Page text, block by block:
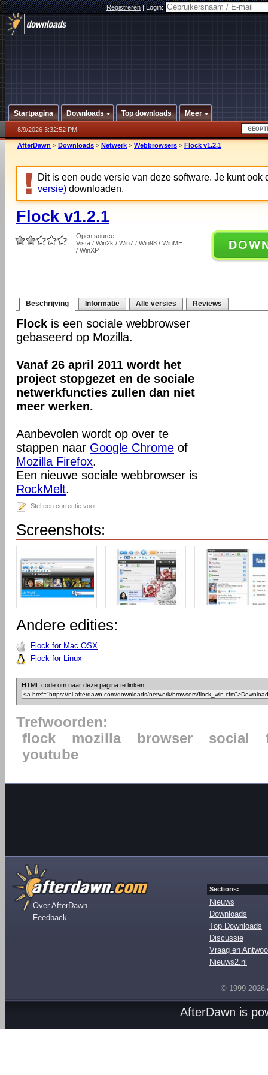
Registreren|Login:
Startpagina Downloads Top downloads Meer
8/9/2026 3:32:52 PM
AfterDawn > Downloads > Netwerk > Webbrowsers > Flock v1.2.1
Dit is een oude versie van deze software. Je kunt ook
versie) downloaden.
Flock v1.2.1
Open source
Vista / Win2k / Win7 / Win98 / WinME
/ WinXP
Beschrijving Informatie Alle versies Reviews
Flock is een sociale webbrowser
gebaseerd op Mozilla.
Vanaf 26 april 2011 wordt het
project stopgezet en de sociale
netwerkfuncties zullen dan niet
meer werken.
Aanbevolen wordt op over te
stappen naar Google Chrome of
Mozilla Firefox.
Een nieuwe sociale webbrowser is
RockMelt.
Stel een correctie voor
Screenshots:
Andere edities:
Flock for Mac OSX
Flock for Linux
HTML code om naar deze pagina te linken:
Trefwoorden:
flock
mozilla browser social
youtube
Over AfterDawn
Feedback
Sections:
Nieuws
Downloads
Top Downloads
Discussie
Vraag en
Nieuws2.nl
© 1999-2026
AfterDawn is